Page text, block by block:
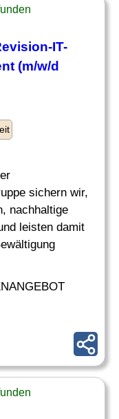
IT-
(m/w/d
sichern wir,
nachhaltige
leisten damit